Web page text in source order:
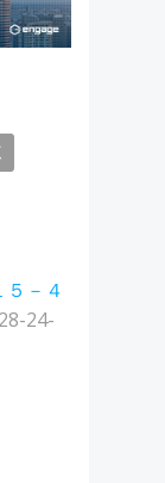
－４
24-